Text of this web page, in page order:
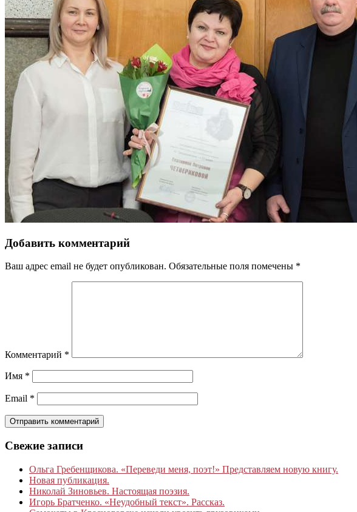
Добавить комментарий
Ваш адрес email не будет опубликован. Обязательные поля помечены *
Комментарий *
Имя *
Email *
Свежие записи
Ольга Гребенщикова. «Переведи меня, поэт!» Представляем новую книгу.
Новая публикация.
Николай Зиновьев. Настоящая поэзия.
Игорь Братченко. «Неудобный текст». Рассказ.